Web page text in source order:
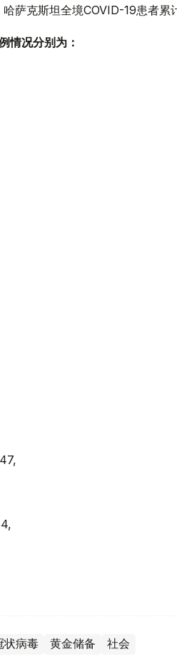
萨克斯坦全境COVID-19患者累
情况分别为：
状病毒 黄金储备 社会